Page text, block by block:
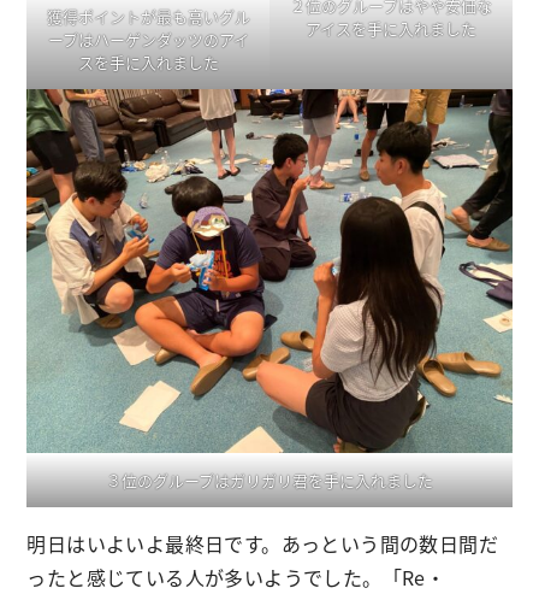
獲得ポイントが最も高いグル
ープはハーゲンダッツのアイ
スを手に入れました
２位のグループはやや安価な
アイスを手に入れました
３位のグループはガリガリ君を手に入れました
明日はいよいよ最終日です。あっという間の数日間だ
ったと感じている人が多いようでした。「Re・